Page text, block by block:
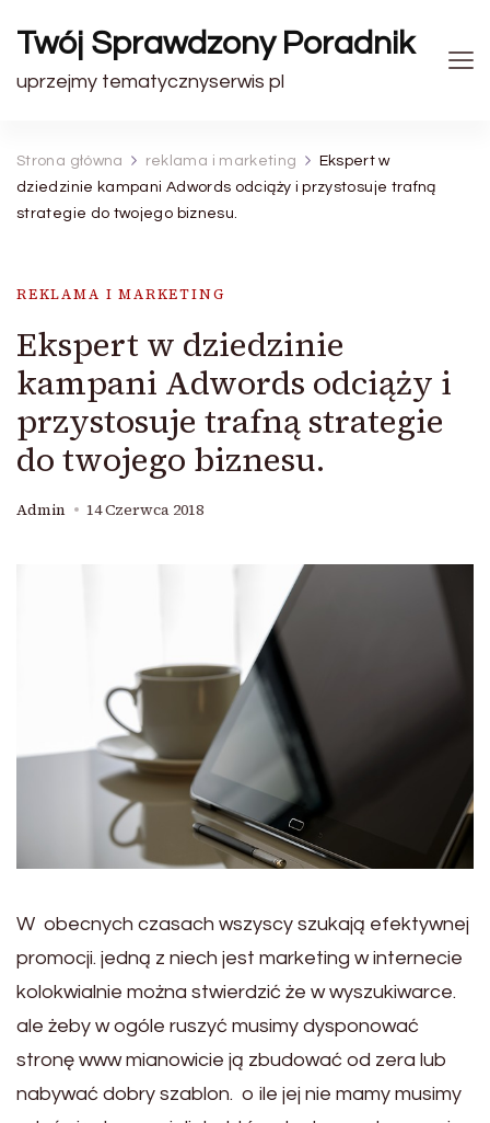
Twój Sprawdzony Poradnik
uprzejmy tematycznyserwis pl
Strona główna reklama i marketing
Ekspert w
dziedzinie kampani Adwords odciąży i przystosuje trafną
strategie do twojego biznesu.
REKLAMA I MARKETING
Ekspert w dziedzinie
kampani Adwords odciąży i
przystosuje trafną strategie
do twojego biznesu.
Admin 14 Czerwca 2018
W obecnych czasach wszyscy szukają efektywnej
promocji. jedną z niech jest marketing w internecie
kolokwialnie można stwierdzić że w wyszukiwarce.
ale żeby w ogóle ruszyć musimy dysponować
stronę www mianowicie ją zbudować od zera lub
nabywać dobry szablon. o ile jej nie mamy musimy